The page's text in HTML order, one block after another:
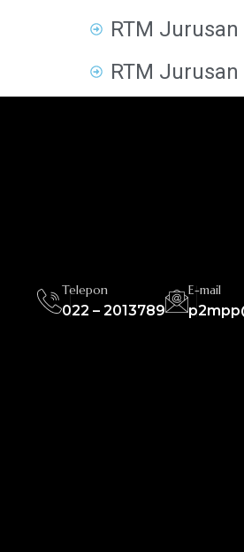
RTM Jurusan
RTM Jurusan
Telepon
022 – 2013789
E-mail